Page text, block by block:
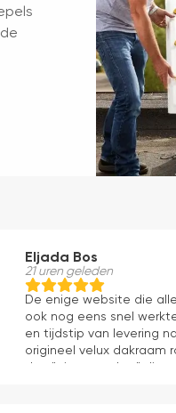
Eljada Bos
21 uren geleden
De enige website die
ook nog eens snel
en tijdstip van levering
origineel velux dakraam